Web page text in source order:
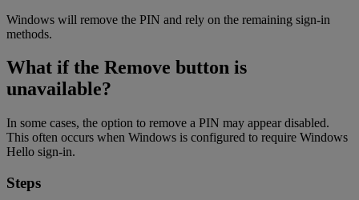
Windows will remove the PIN and rely on the remaining sign-in
methods.
What if the Remove button is
unavailable?
In some cases, the option to remove a PIN may appear disabled.
This often occurs when Windows is configured to require Windows
Hello sign-in.
Steps